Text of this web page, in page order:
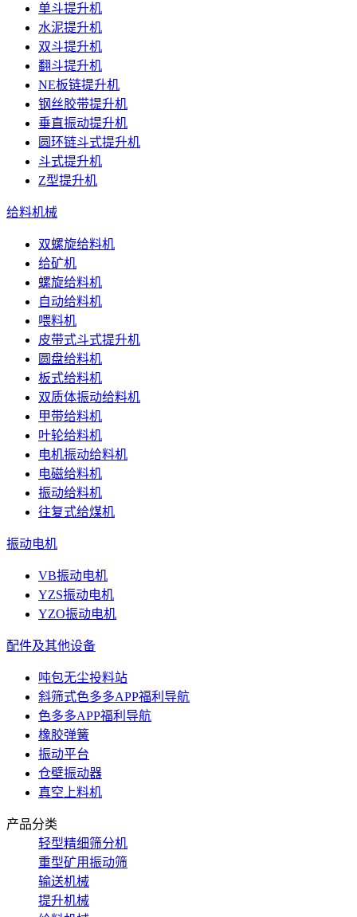
单斗提升机
水泥提升机
双斗提升机
翻斗提升机
NE板链提升机
钢丝胶带提升机
垂直振动提升机
圆环链斗式提升机
斗式提升机
Z型提升机
给料机械
双螺旋给料机
给矿机
螺旋给料机
自动给料机
喂料机
皮带式斗式提升机
圆盘给料机
板式给料机
双质体振动给料机
甲带给料机
叶轮给料机
电机振动给料机
电磁给料机
振动给料机
往复式给煤机
振动电机
VB振动电机
YZS振动电机
YZO振动电机
配件及其他设备
吨包无尘投料站
斜筛式色多多APP福利导航
色多多APP福利导航
橡胶弹簧
振动平台
仓壁振动器
真空上料机
产品分类
轻型精细筛分机
重型矿用振动筛
输送机械
提升机械